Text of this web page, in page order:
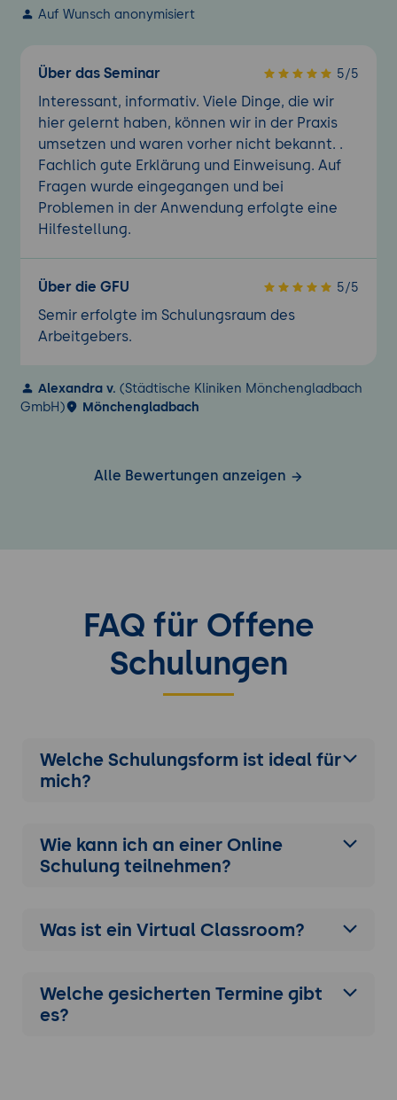
Auf Wunsch anonymisiert
Über das Seminar 5/5
Interessant, informativ. Viele Dinge, die wir
hier gelernt haben, können wir in der Praxis
umsetzen und waren vorher nicht bekannt. .
Fachlich gute Erklärung und Einweisung. Auf
Fragen wurde eingegangen und bei
Problemen in der Anwendung erfolgte eine
Hilfestellung.
Über die GFU 5/5
Semir erfolgte im Schulungsraum des
Arbeitgebers.
Alexandra v. (Städtische Kliniken Mönchengladbach
GmbH)
Mönchengladbach
Alle Bewertungen anzeigen
FAQ für Offene
Schulungen
Welche Schulungsform ist ideal für
mich?
Wie kann ich an einer Online
Schulung teilnehmen?
Was ist ein Virtual Classroom?
Welche gesicherten Termine gibt
es?